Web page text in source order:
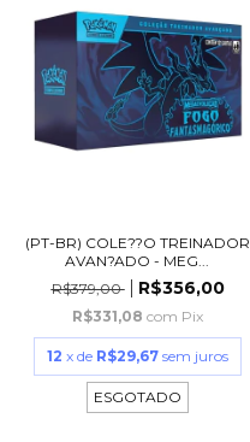
(PT-BR) COLE??O TREINADOR
AVAN?ADO - MEG...
R$379,00
R$356,00
R$331,08 com Pix
12 x de R$29,67 sem juros
ESGOTADO